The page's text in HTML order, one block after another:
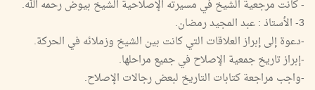
- كانت مرجعية الشيخ في مسيرته الإصلاحية الشيخ بيوض رحمه الله.
3- الأستاذ : عبد المجيد رمضان.
-دعوة إلى إبراز العلاقات التي كانت بين الشيخ وزملائه في الحركة.
-إبراز تاريخ جمعية الإصلاح في جميع مراحلها.
-واجب مراجعة كتابات التاريخ لبعض رجالات الإصلاح.